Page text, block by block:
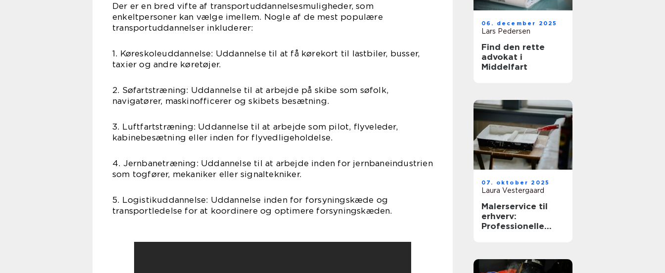
Der er en bred vifte af transportuddannelsesmuligheder, som
enkeltpersoner kan vælge imellem. Nogle af de mest populære
transportuddannelser inkluderer:
1. Køreskoleuddannelse: Uddannelse til at få kørekort til lastbiler, busser,
taxier og andre køretøjer.
2. Søfartstræning: Uddannelse til at arbejde på skibe som søfolk,
navigatører, maskinofficerer og skibets besætning.
3. Luftfartstræning: Uddannelse til at arbejde som pilot, flyveleder,
kabinebesætning eller inden for flyvedligeholdelse.
4. Jernbanetræning: Uddannelse til at arbejde inden for jernbaneindustrien
som togfører, mekaniker eller signaltekniker.
5. Logistikuddannelse: Uddannelse inden for forsyningskæde og
transportledelse for at koordinere og optimere forsyningskæden.
06. december 2025
Lars Pedersen
Find den rette
advokat i
Middelfart
07. oktober 2025
Laura Vestergaard
Malerservice til
erhverv:
Professionelle